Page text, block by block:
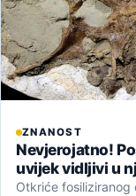
ZNANOST
Nevjerojatno!
uvijek vidljivi u
Otkriće fosiliziranog